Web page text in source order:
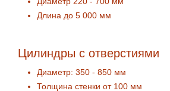
Длина до 5 000 мм
Цилиндры с отверстиями
Диаметр: 350 - 850 мм
Толщина стенки от 100 мм